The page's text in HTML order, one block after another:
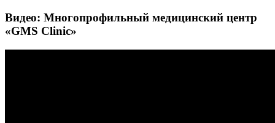
Видео: Многопрофильный медицинский центр
«GMS Clinic»